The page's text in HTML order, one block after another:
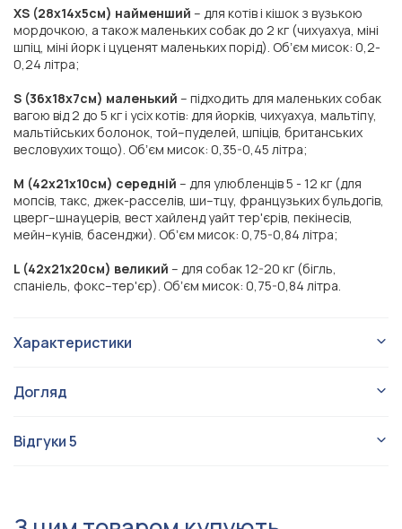
XS (28x14x5см) найменший – для котів і кішок з вузькою
мордочкою, а також маленьких собак до 2 кг (чихуахуа, міні
шпіц, міні йорк і цуценят маленьких порід). Обʼєм мисок: 0,2-
0,24 літра;
S (36x18x7см) маленький – підходить для маленьких собак
вагою від 2 до 5 кг і усіх котів: для йорків, чихуахуа, мальтіпу,
мальтійських болонок, той–пуделей, шпіців, британських
весловухих тощо). Обʼєм мисок: 0,35-0,45 літра;
M (42x21x10см) середній – для улюбленців 5 - 12 кг (для
мопсів, такс, джек-расселів, ши–тцу, французьких бульдогів,
цверг–шнауцерів, вест хайленд уайт тер'єрів, пекінесів,
мейн–кунів, басенджи). Обʼєм мисок: 0,75-0,84 літра;
L (42x21x20см) великий – для собак 12-20 кг (бігль,
спаніель, фокс–тер'єр). Обʼєм мисок: 0,75-0,84 літра.
Характеристики
Для кого
Колір стільниці
Догляд
Миски можна мити в посудомийній машині.
Відгуки5